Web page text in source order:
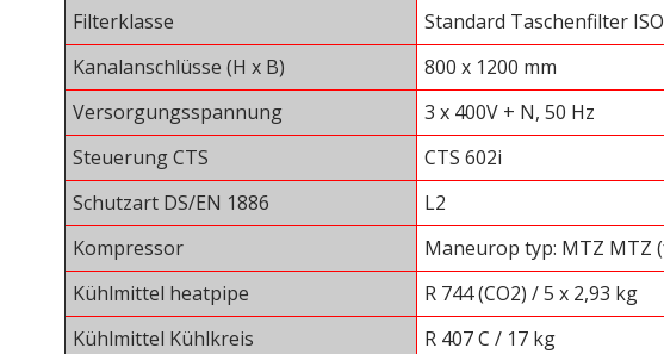
Filterklasse
Standard Taschenfilter
Kanalanschlüsse (H x B)
800 x 1200 mm
Versorgungsspannung
3 x 400V + N, 50 Hz
Steuerung CTS
CTS 602i
Schutzart DS/EN 1886
L2
Kompressor
Maneurop typ: MTZ MTZ
Kühlmittel heatpipe
R 744 (CO2) / 5 x 2,93 kg
Kühlmittel Kühlkreis
R 407 C / 17 kg